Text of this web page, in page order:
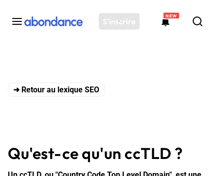
S'inscrire
NEW
Plateforme
Audit SEO
➜ Retour au lexique SEO
Qu'est-ce qu'un ccTLD ?